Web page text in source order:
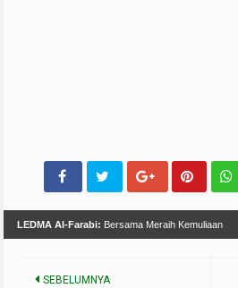
LEDMA Al-Farabi: Bersama Meraih Kemuliaan
SEBELUMNYA